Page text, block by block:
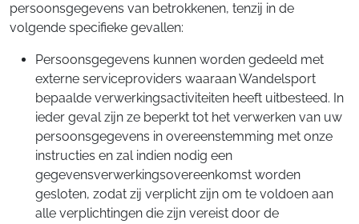
persoonsgegevens van betrokkenen, tenzij in de
volgende specifieke gevallen:
Persoonsgegevens kunnen worden gedeeld met
externe serviceproviders waaraan Wandelsport
bepaalde verwerkingsactiviteiten heeft uitbesteed. In
ieder geval zijn ze beperkt tot het verwerken van uw
persoonsgegevens in overeenstemming met onze
instructies en zal indien nodig een
gegevensverwerkingsovereenkomst worden
gesloten, zodat zij verplicht zijn om te voldoen aan
alle verplichtingen die zijn vereist door de